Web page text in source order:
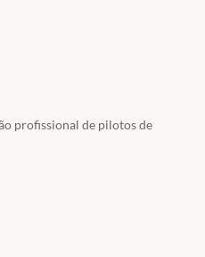
profissional de pilotos de